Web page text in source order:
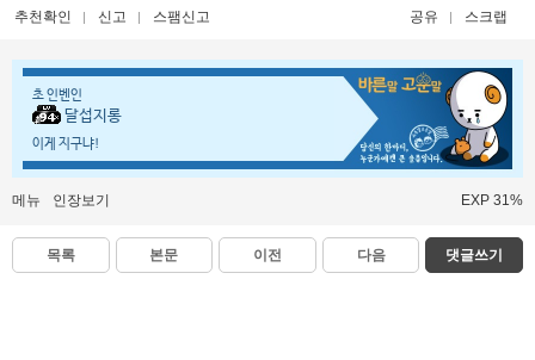
추천확인 신고 스팸신고 공유 스크랩
초 인벤인
달섭지롱
이게 지구냐!
메뉴 인장보기 EXP 31%
목록 본문 이전 다음 댓글쓰기